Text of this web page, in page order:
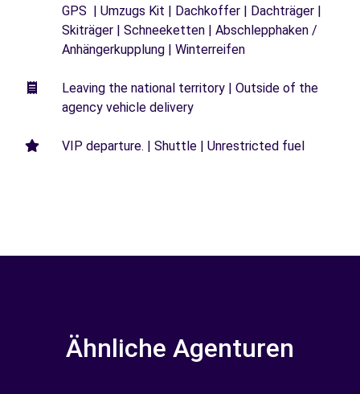
GPS | Umzugs Kit | Dachkoffer | Dachträger |
Skiträger | Schneeketten | Abschlepphaken /
Anhängerkupplung | Winterreifen
Leaving the national territory | Outside of the
agency vehicle delivery
VIP departure. | Shuttle | Unrestricted fuel
Ähnliche Agenturen